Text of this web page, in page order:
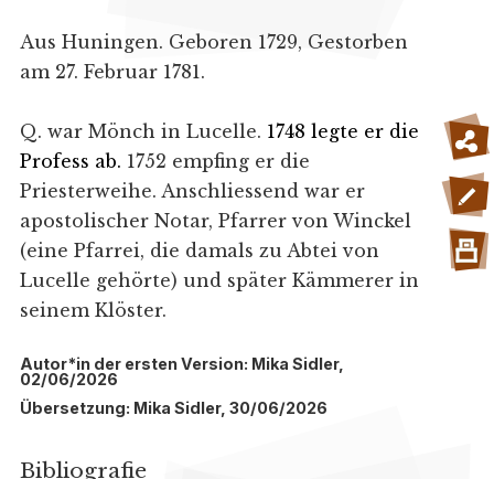
Aus Huningen. Geboren 1729, Gestorben
am 27. Februar 1781.
Q. war Mönch in Lucelle. 1748 legte er die
Profess ab. 1752 empfing er die
Priesterweihe. Anschliessend war er
apostolischer Notar, Pfarrer von Winckel
(eine Pfarrei, die damals zu Abtei von
Lucelle gehörte) und später Kämmerer in
seinem Klöster.
Autor*in der ersten Version: Mika Sidler,
02/06/2026
Übersetzung: Mika Sidler, 30/06/2026
Bibliografie